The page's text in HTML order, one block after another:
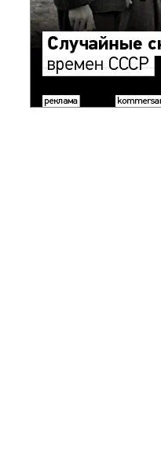
России
Сергей
Рябков
Коммерсантъ